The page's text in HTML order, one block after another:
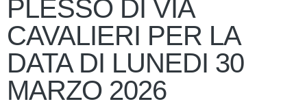
PLESSO DI VIA
CAVALIERI PER LA
DATA DI LUNEDI 30
MARZO 2026